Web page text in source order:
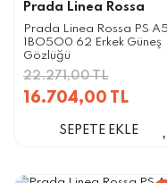
Prada Linea Rossa
Prada Linea Rossa PS
1BO5O0 62 Erkek Güneş
Gözlüğü
22.271,00 TL
16.704,00 TL
SEPETE EKLE